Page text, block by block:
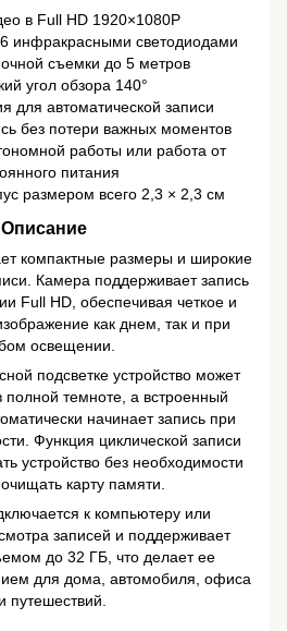
в Full HD 1920×1080P
инфракрасными светодиодами
съемки до 5 метров
угол обзора 140°
для автоматической записи
без потери важных моментов
работы или работа от
питания
размером всего 2,3 × 2,3 см
Описание
компактные размеры и широкие
Камера поддерживает запись
Full HD, обеспечивая четкое и
как днем, так и при
освещении.
подсветке устройство может
полной темноте, а встроенный
начинает запись при
Функция циклической записи
устройство без необходимости
карту памяти.
к компьютеру или
записей и поддерживает
до 32 ГБ, что делает ее
для дома, автомобиля, офиса
путешествий.